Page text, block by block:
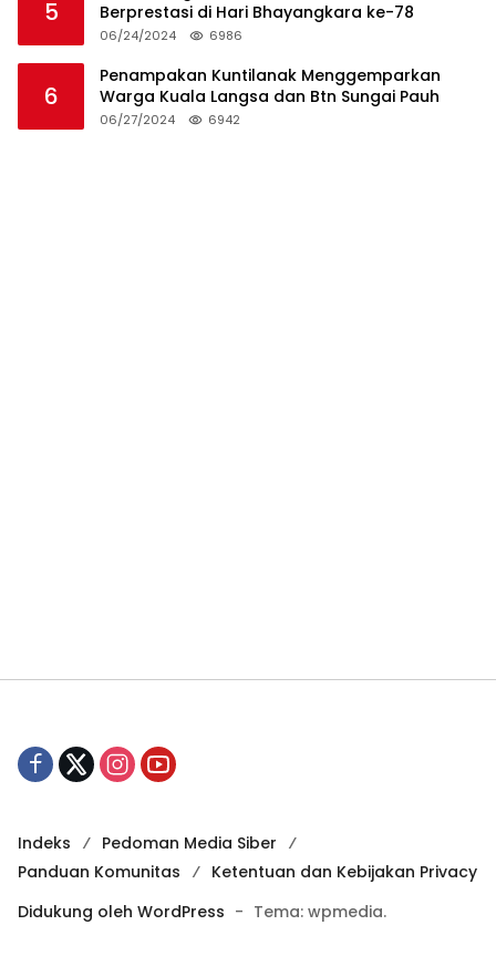
5
Berprestasi di Hari Bhayangkara ke-78
06/24/2024 6986
6
Penampakan Kuntilanak Menggemparkan
Warga Kuala Langsa dan Btn Sungai Pauh
06/27/2024 6942
Indeks
Pedoman Media Siber
Panduan Komunitas
Ketentuan dan Kebijakan Privacy
Didukung oleh WordPress - Tema: wpmedia.